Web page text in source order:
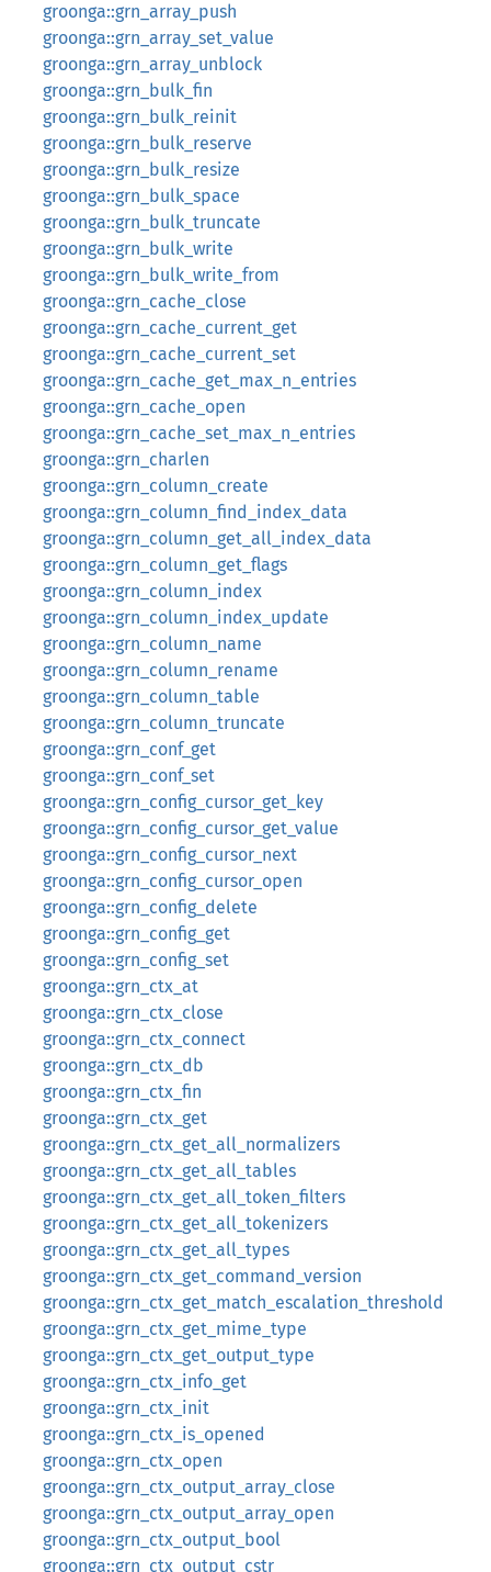
groonga::grn_array_push
groonga::grn_array_set_value
groonga::grn_array_unblock
groonga::grn_bulk_fin
groonga::grn_bulk_reinit
groonga::grn_bulk_reserve
groonga::grn_bulk_resize
groonga::grn_bulk_space
groonga::grn_bulk_truncate
groonga::grn_bulk_write
groonga::grn_bulk_write_from
groonga::grn_cache_close
groonga::grn_cache_current_get
groonga::grn_cache_current_set
groonga::grn_cache_get_max_n_entries
groonga::grn_cache_open
groonga::grn_cache_set_max_n_entries
groonga::grn_charlen
groonga::grn_column_create
groonga::grn_column_find_index_data
groonga::grn_column_get_all_index_data
groonga::grn_column_get_flags
groonga::grn_column_index
groonga::grn_column_index_update
groonga::grn_column_name
groonga::grn_column_rename
groonga::grn_column_table
groonga::grn_column_truncate
groonga::grn_conf_get
groonga::grn_conf_set
groonga::grn_config_cursor_get_key
groonga::grn_config_cursor_get_value
groonga::grn_config_cursor_next
groonga::grn_config_cursor_open
groonga::grn_config_delete
groonga::grn_config_get
groonga::grn_config_set
groonga::grn_ctx_at
groonga::grn_ctx_close
groonga::grn_ctx_connect
groonga::grn_ctx_db
groonga::grn_ctx_fin
groonga::grn_ctx_get
groonga::grn_ctx_get_all_normalizers
groonga::grn_ctx_get_all_tables
groonga::grn_ctx_get_all_token_filters
groonga::grn_ctx_get_all_tokenizers
groonga::grn_ctx_get_all_types
groonga::grn_ctx_get_command_version
groonga::grn_ctx_get_match_escalation_threshold
groonga::grn_ctx_get_mime_type
groonga::grn_ctx_get_output_type
groonga::grn_ctx_info_get
groonga::grn_ctx_init
groonga::grn_ctx_is_opened
groonga::grn_ctx_open
groonga::grn_ctx_output_array_close
groonga::grn_ctx_output_array_open
groonga::grn_ctx_output_bool
groonga::grn_ctx_output_cstr